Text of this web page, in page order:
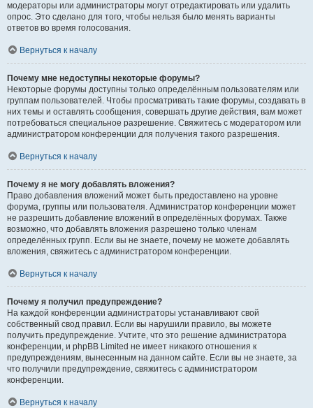
модераторы или администраторы могут отредактировать или удалить
опрос. Это сделано для того, чтобы нельзя было менять варианты
ответов во время голосования.
Вернуться к началу
Почему мне недоступны некоторые форумы?
Некоторые форумы доступны только определённым пользователям или
группам пользователей. Чтобы просматривать такие форумы, создавать в
них темы и оставлять сообщения, совершать другие действия, вам может
потребоваться специальное разрешение. Свяжитесь с модератором или
администратором конференции для получения такого разрешения.
Вернуться к началу
Почему я не могу добавлять вложения?
Право добавления вложений может быть предоставлено на уровне
форума, группы или пользователя. Администратор конференции может
не разрешить добавление вложений в определённых форумах. Также
возможно, что добавлять вложения разрешено только членам
определённых групп. Если вы не знаете, почему не можете добавлять
вложения, свяжитесь с администратором конференции.
Вернуться к началу
Почему я получил предупреждение?
На каждой конференции администраторы устанавливают свой
собственный свод правил. Если вы нарушили правило, вы можете
получить предупреждение. Учтите, что это решение администратора
конференции, и phpBB Limited не имеет никакого отношения к
предупреждениям, вынесенным на данном сайте. Если вы не знаете, за
что получили предупреждение, свяжитесь с администратором
конференции.
Вернуться к началу